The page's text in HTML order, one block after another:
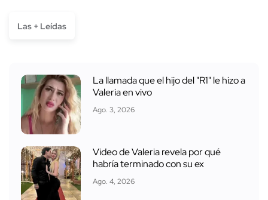
Las + Leídas
La llamada que el hijo del "R1" le hizo a
Valeria en vivo
Ago. 3, 2026
Video de Valeria revela por qué
habría terminado con su ex
Ago. 4, 2026